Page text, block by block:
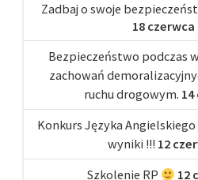
Zadbaj o swoje
18 czerwca
Bezpieczeństwo podczas
zachowań
ruchu drogowym. 14
Konkurs Języka Angielskiego
wyniki !!! 12
Szkolenie RP
12